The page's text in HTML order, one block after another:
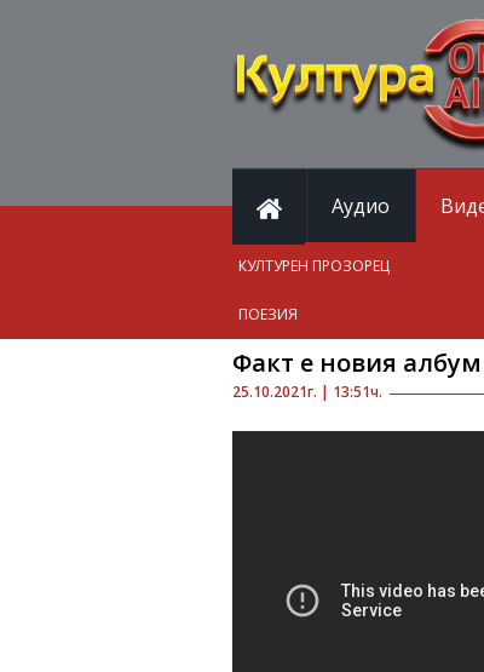
Аудио
КУЛТУРЕН ПРОЗОРЕЦ
ПОЕЗИЯ
25.10.2021г. | 13:51ч.
Факт е новия